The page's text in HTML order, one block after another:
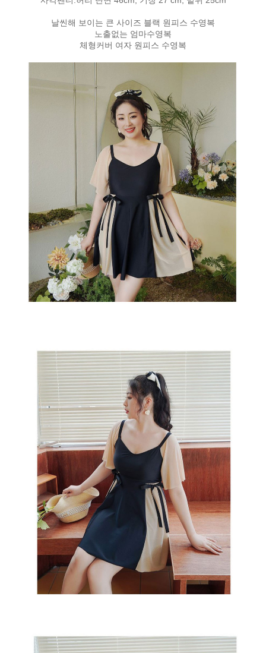
날씬해 보이는 큰 사이즈 블랙 원피스 수영복
노출없는 엄마수영복
체형커버 여자 원피스 수영복